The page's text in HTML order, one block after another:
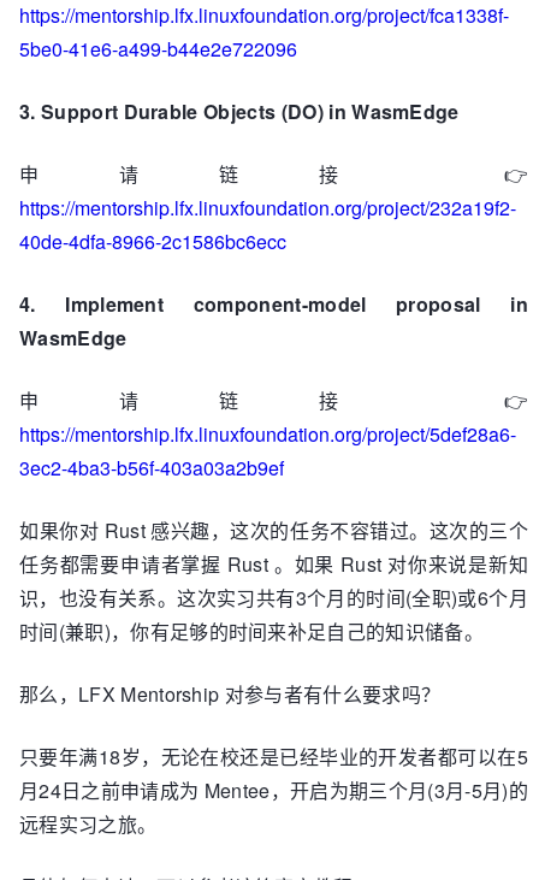
https://mentorship.lfx.linuxfoundation.org/project/fca1338f-
5be0-41e6-a499-b44e2e722096
3. Support Durable Objects (DO) in WasmEdge
申请链接 👉
https://mentorship.lfx.linuxfoundation.org/project/232a19f2-
40de-4dfa-8966-2c1586bc6ecc
4. Implement component-model proposal in
WasmEdge
申请链接 👉
https://mentorship.lfx.linuxfoundation.org/project/5def28a6-
3ec2-4ba3-b56f-403a03a2b9ef
如果你对 Rust 感兴趣，这次的任务不容错过。这次的三个
任务都需要申请者掌握 Rust 。如果 Rust 对你来说是新知
识，也没有关系。这次实习共有3个月的时间(全职)或6个月
时间(兼职)，你有足够的时间来补足自己的知识储备。
那么，LFX Mentorship 对参与者有什么要求吗？
只要年满18岁，无论在校还是已经毕业的开发者都可以在5
月24日之前申请成为 Mentee，开启为期三个月(3月-5月)的
远程实习之旅。